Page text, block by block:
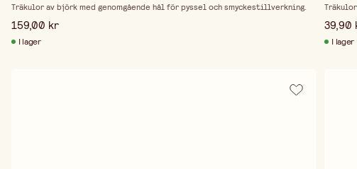
Träkulor av björk med genomgående hål för pyssel och smyckestillverkning.
159,00 kr
I lager
39,90
I lager